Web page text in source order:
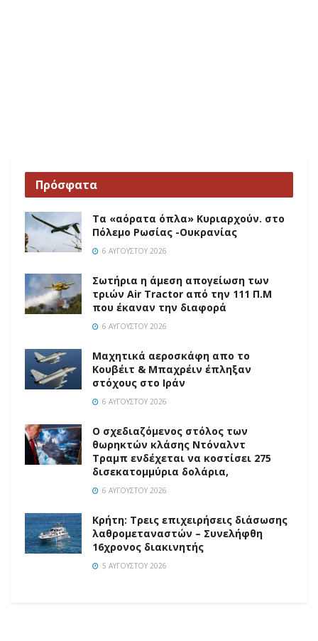
Πρόσφατα
Τα «αόρατα όπλα» Κυριαρχούν. στο
Πόλεμο Ρωσίας -Ουκρανίας
6 ΑΥΓΟΎΣΤΟΥ 2026
Σωτήρια η άμεση απογείωση των
τριών Air Tractor από την 111 Π.M
που έκαναν την διαφορά
6 ΑΥΓΟΎΣΤΟΥ 2026
Mαχητικά αεροσκάφη απο το
Κουβέιτ & Μπαχρέιν έπληξαν
στόχους στο Ιράν
6 ΑΥΓΟΎΣΤΟΥ 2026
Ο σχεδιαζόμενος στόλος των
θωρηκτών κλάσης Ντόναλντ
Τραμπ ενδέχεται να κοστίσει 275
δισεκατομμύρια δολάρια,
6 ΑΥΓΟΎΣΤΟΥ 2026
Κρήτη: Τρεις επιχειρήσεις διάσωσης
λαθρομεταναστών – Συνελήφθη
16χρονος διακινητής
5 ΑΥΓΟΎΣΤΟΥ 2026